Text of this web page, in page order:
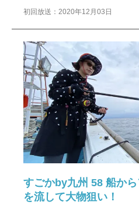
初回放送：2020年12月03日
すごかby九州 58 船か
を流して大物狙い！